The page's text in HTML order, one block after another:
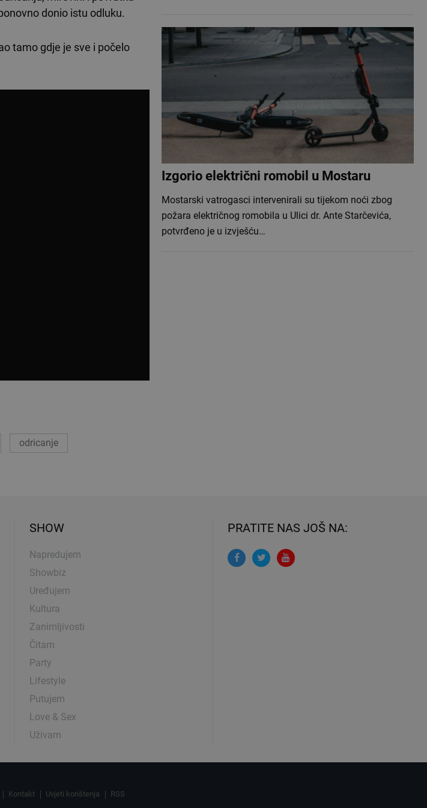
donio istu odluku.
tamo gdje je sve i počelo
odricanje
Izgorio električni romobil u Mostaru
Mostarski vatrogasci intervenirali su tijekom noći zbog
požara električnog romobila u Ulici dr. Ante Starčevića,
potvrđeno je u izvješću…
SHOW
Napredujem
Showbiz
Uređujem
Kultura
Zanimljivosti
Čitam
Party
Lifestyle
Putujem
Love & Sex
Uživam
PRATITE NAS JOŠ NA:
Kontakt Uvjeti korištenja RSS